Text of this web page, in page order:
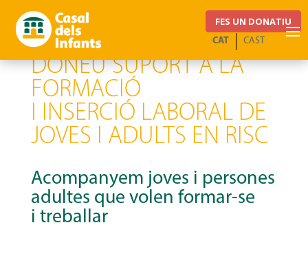
FES UN DONATIU
CAST
CAT
DONEU SUPORT A LA
FORMACIÓ
I INSERCIÓ LABORAL DE
JOVES I ADULTS EN RISC
Acompanyem joves i persones
adultes que volen formar-se
i treballar